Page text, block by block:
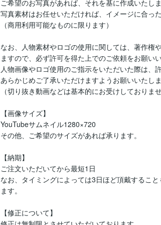
ご希望のお写真があれば、それを基に作成いたしま
写真素材はお任せいただければ、イメージに合っ
（商用利用可能なものに限ります）
なお、人物素材やロゴの使用に関しては、著作権
ますので、必ず許可を得た上でのご依頼をお願いい
人物画像やロゴ使用のご指示をいただいた際は、
あらかじめご了承いただけますようお願いいたしま
（切り抜き動画などは基本的にお受けしておりませ
【画像サイズ】
YouTubeサムネイル1280×720
その他、ご希望のサイズがあれば承ります。
【納期】
ご注文いただいてから最短1日
なお、タイミングによっては3日ほど頂戴するこ
ます。
【修正について】